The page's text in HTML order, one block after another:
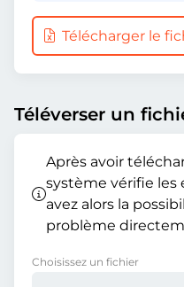
Télécharger le
Téléverser un
Après avoir
système vérifie les
avez alors la
problème
Choisissez un fichier